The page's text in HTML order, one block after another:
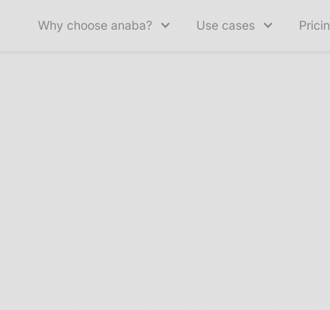
Why choose anaba? Use cases